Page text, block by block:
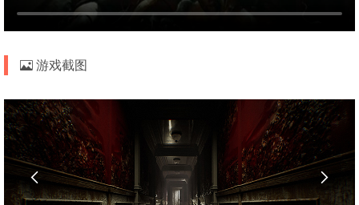
游戏截图
 